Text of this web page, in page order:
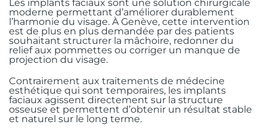
Avulsion dentaire chirurgicale
Dents de sagesse
Extraction implantation immédiate
Mise en charge immédiate
Sinus lift
Traumatologie faciale
Injections d’acide hyaluronique
Injections de botox
Biopsie et exérèse de lésions
muqueuses
Gingivectomie esthétique
Frénectomie
Greffe gingivale
Nos conseils
FAQ
Contactez-nous
+41 22 322 56 10
+41775097539
Rue Guillaume de Marcossay 15, 1205
Genève
Les implants faciaux sont une solution chirurgicale
moderne permettant d’améliorer durablement
l’harmonie du visage. À Genève, cette intervention
est de plus en plus demandée par des patients
souhaitant structurer la mâchoire, redonner du
relief aux pommettes ou corriger un manque de
projection du visage.
Contrairement aux traitements de médecine
esthétique qui sont temporaires, les implants
faciaux agissent directement sur la structure
osseuse et permettent d’obtenir un résultat stable
et naturel sur le long terme.